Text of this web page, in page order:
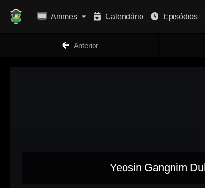
Animes Calendário Episódios
Anterior
Yeosin Gangnim